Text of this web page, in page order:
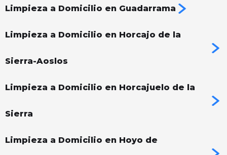
Limpieza a Domicilio en Guadarrama
Limpieza a Domicilio en Horcajo de la
Sierra-Aoslos
Limpieza a Domicilio en Horcajuelo de la
Sierra
Limpieza a Domicilio en Hoyo de